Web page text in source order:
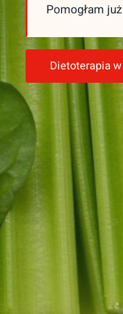
Pomogłam
Dietoterapia